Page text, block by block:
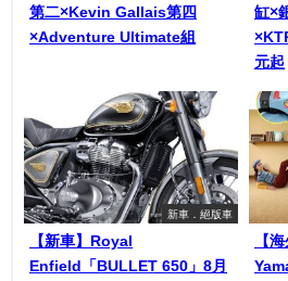
第二×Kevin Gallais第四
×Adventure Ultimate組
缸×
元起
新車．絕版車
【新車】Royal
Enfield「BULLET 650」8月
【